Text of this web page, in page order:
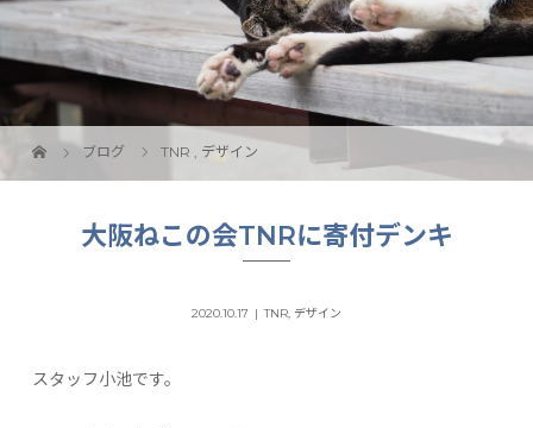
ブログ TNR , デザイン
大阪ねこの会TNRに寄付デンキ
2020.10.17 TNR, デザイン
スタッフ小池です。